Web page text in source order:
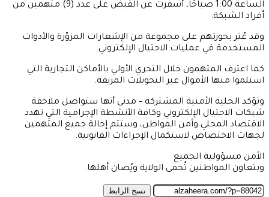
الساعة 1:00 صباحًا، أسفرت عن القبض على عدد (9) متهمين من
أفراد الشبكة.
وقد عُثر بحوزتهم على مجموعة من الإشعارات المزوّرة والأدوات
المستخدمة في عمليات الاحتيال الإلكتروني.
كما اعترف المتهمون خلال التحري الأولي بالأماكن التجارية التي
استلموا منها الأموال عبر التحويلات المزيفة.
وتؤكد الخلية الأمنية المشتركة – مدني أنها ستواصل ملاحقة
شبكات الاحتيال الإلكتروني وكافة الأنشطة الإجرامية التي تهدد
الاقتصاد المحلي وأمن المواطن، وستتم إحالة جميع المتهمين
لجهات الاختصاص لاستكمال الإجراءات القانونية.
الأمن مسؤولية الجميع
وبتعاون المواطنين تُحمى الولاية ويُصان أهلها.
نسخ الرابط